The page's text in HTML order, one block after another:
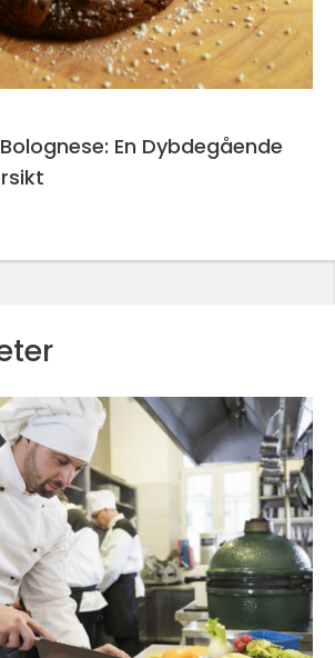
En Dybdegående